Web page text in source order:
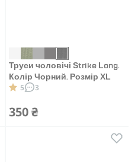
Труси чоловічі Strike Long.
Колір Чорний. Розмір XL
5 3
350 ₴